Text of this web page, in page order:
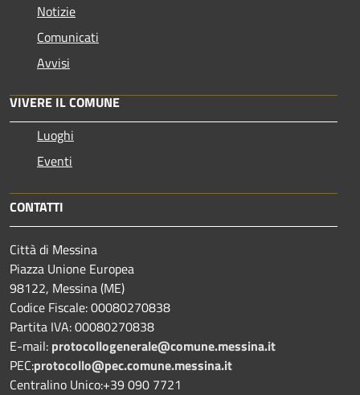
Notizie
Comunicati
Avvisi
VIVERE IL COMUNE
Luoghi
Eventi
CONTATTI
Città di Messina
Piazza Unione Europea
98122, Messina (ME)
Codice Fiscale: 00080270838
Partita IVA: 00080270838
E-mail: protocollogenerale@comune.messina.it
PEC:protocollo@pec.comune.messina.it
Centralino Unico:+39 090 7721